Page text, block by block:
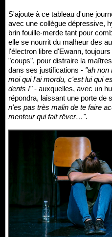
S'ajoute à ce tableau d'une
avec une collègue dépressive,
brin fouille-merde tant pour
elle se nourrit du malheur des
l'électron libre d'Ewann,
"coups", pour distraire la
dans ses justifications - "ah non
moi qui l'ai mordu, c'est lui qui
dents !"- auxquelles, avec un
répondra, laissant une porte de
n'es pas très malin de te faire
menteur qui fait rêver…".